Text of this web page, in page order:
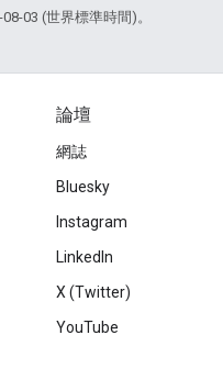
03 (世界標準時間)。
論壇
網誌
Bluesky
Instagram
LinkedIn
X (Twitter)
YouTube